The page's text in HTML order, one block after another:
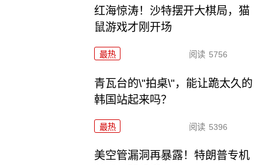
红海惊涛！沙特摆开大棋局，猫
鼠游戏才刚开场
最热 阅读 5756
青瓦台的\"拍桌\"，能让跪太久的
韩国站起来吗？
最热 阅读 5396
美空管漏洞再暴露！特朗普专机